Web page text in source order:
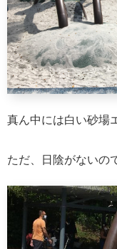
真ん中には白い砂場
ただ、日陰がないの